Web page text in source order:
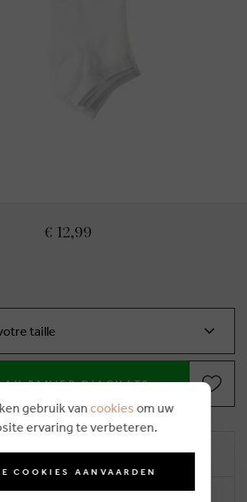
€ 12,99
taille
AU PANIER D'ACHATS
de fidélité
gebruik vancookies om uw
ervaring te verbeteren.
COOKIES AANVAARDEN